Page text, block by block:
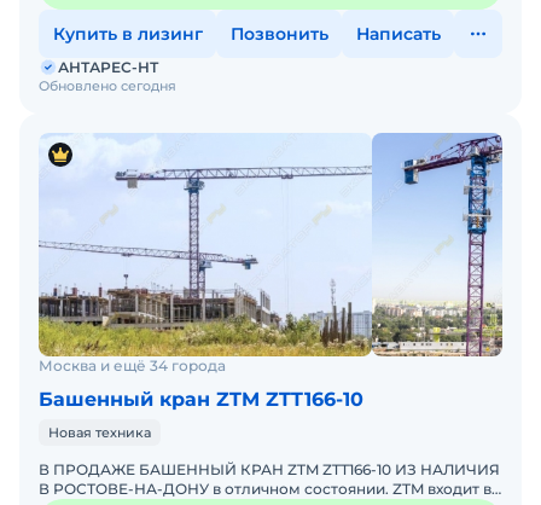
Купить в лизинг Позвонить Написать
Обновлено сегодня
АНТАРЕС-НТ
Москва и ещё 34 города
Башенный кран ZTM ZTT166-10
Новая техника
В ПРОДАЖЕ БАШЕННЫЙ КРАН ZTM ZTT166-10 ИЗ НАЛИЧИЯ
В РОСТОВЕ-НА-ДОНУ в отличном состоянии. ZTM входит в